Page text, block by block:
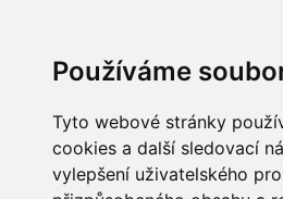
Používáme
Tyto webové stránky
cookies a další sledovací
vylepšení uživatelského